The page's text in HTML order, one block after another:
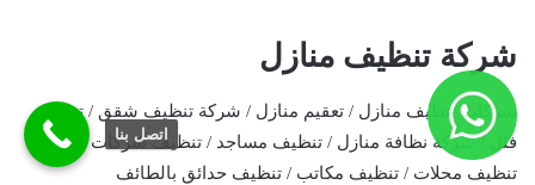
شركة تنظيف منازل
شركات تنظيف منازل / تعقيم منازل / شركة تنظيف شقق / تنظيف
فلل / شركة نظافة منازل / تنظيف مساجد / تنظيف شركات / شركة
تنظيف محلات / تنظيف مكاتب / تنظيف حدائق بالطائف
اتصل بنا